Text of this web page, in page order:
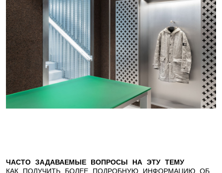
ЧАСТО ЗАДАВАЕМЫЕ ВОПРОСЫ НА ЭТУ ТЕМУ
КАК ПОЛУЧИТЬ БОЛЕЕ ПОДРОБНУЮ ИНФОРМАЦИЮ ОБ